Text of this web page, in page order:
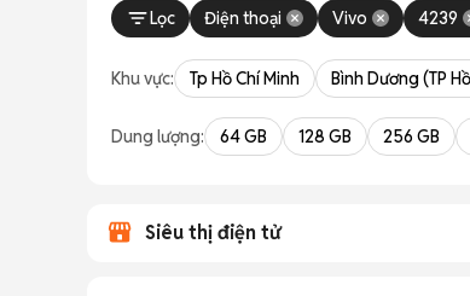
Test máy tại chỗ: Tạo điều kiện để người mua đến
Lọc
Điện thoại Vivo 4239
Khu vực: Tp Hồ Chí Minh Bình Dương (TP
Dung lượng: 64 GB 128 GB 256 GB
Siêu thị điện tử